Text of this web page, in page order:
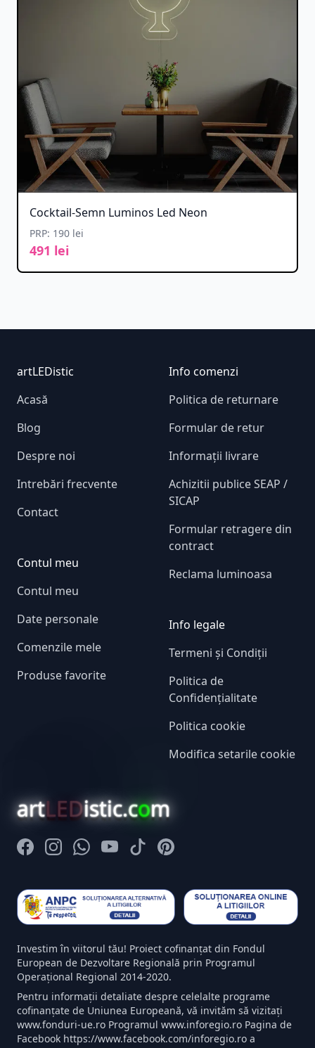
Cocktail-Semn Luminos Led Neon
PRP: 190 lei
491 lei
Footer
artLEDistic
Acasă
Blog
Despre noi
Intrebări frecvente
Contact
Contul meu
Contul meu
Date personale
Comenzile mele
Produse favorite
Info comenzi
Politica de returnare
Formular de retur
Informații livrare
Achizitii publice SEAP /
SICAP
Formular retragere din
contract
Reclama luminoasa
Info legale
Termeni și Condiții
Politica de
Confidențialitate
Politica cookie
Modifica setarile cookie
artLEDistic.com
FacebookInstagramWhatsappYoutubeTiktokPinterest
Investim în viitorul tău! Proiect cofinanțat din Fondul
European de Dezvoltare Regională prin Programul
Operațional Regional 2014-2020.
Pentru informații detaliate despre celelalte programe
cofinanțate de Uniunea Europeană, vă invităm să vizitați
www.fonduri-ue.ro Programul www.inforegio.ro Pagina de
Facebook https://www.facebook.com/inforegio.ro a